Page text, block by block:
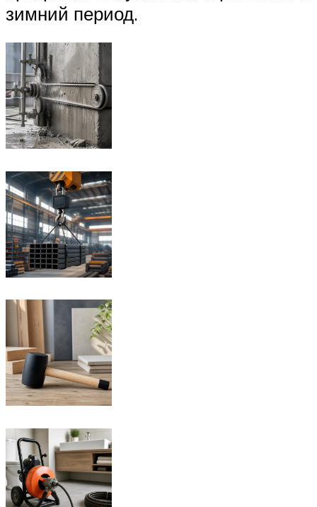
зимний период.